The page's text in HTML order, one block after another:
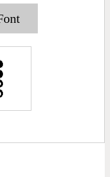
Query